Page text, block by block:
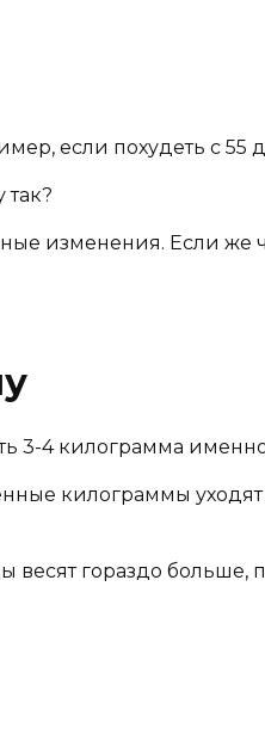
если похудеть с
так?
изменения. Если же
3-4 килограмма
килограммы уходят
гораздо больше,